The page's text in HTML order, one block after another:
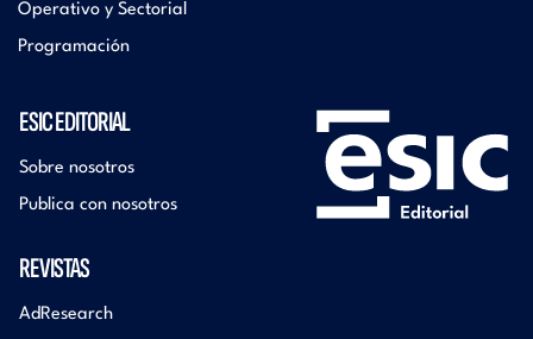
Operativo y Sectorial
Programación
ESIC EDITORIAL
Sobre nosotros
Publica con nosotros
REVISTAS
AdResearch